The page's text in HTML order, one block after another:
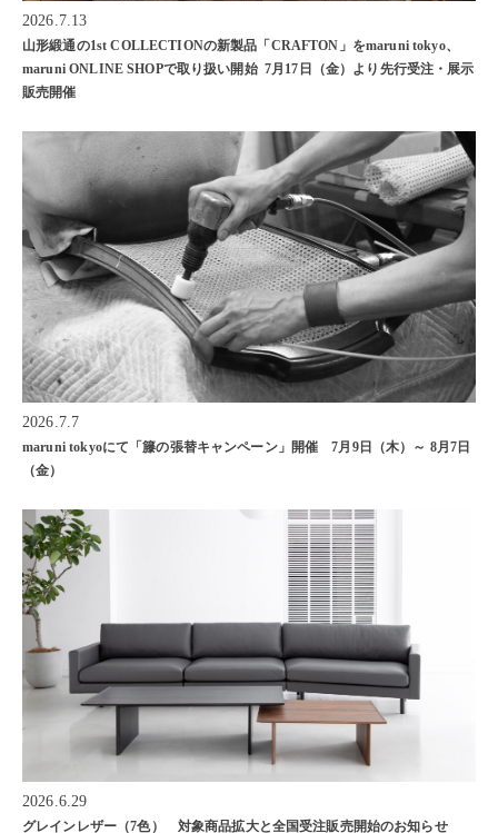
2026.7.13
山形緞通の1st COLLECTIONの新製品「CRAFTON」をmaruni tokyo、
maruni ONLINE SHOPで取り扱い開始 7月17日（金）より先行受注・展示
販売開催
2026.7.7
maruni tokyoにて「籐の張替キャンペーン」開催 7月9日（木）～ 8月7日
（金）
2026.6.29
グレインレザー（7色） 対象商品拡大と全国受注販売開始のお知らせ